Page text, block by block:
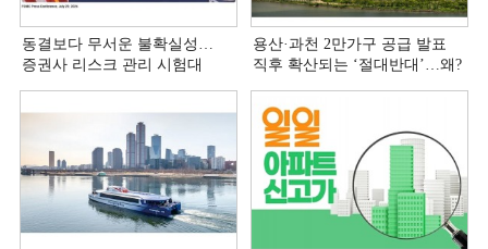
동결보다 무서운 불확실성…
증권사 리스크 관리 시험대
용산·과천 2만가구 공급 발표
직후 확산되는 ‘절대반대’…왜?